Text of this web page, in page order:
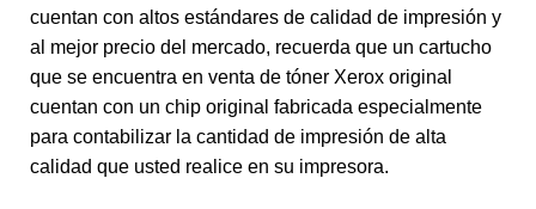
cuentan con altos estándares de calidad de impresión y
al mejor precio del mercado, recuerda que un cartucho
que se encuentra en venta de tóner Xerox original
cuentan con un chip original fabricada especialmente
para contabilizar la cantidad de impresión de alta
calidad que usted realice en su impresora.